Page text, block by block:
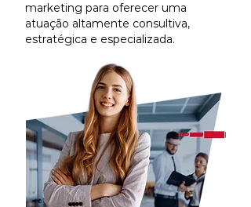
marketing para oferecer uma
atuação altamente consultiva,
estratégica e especializada.